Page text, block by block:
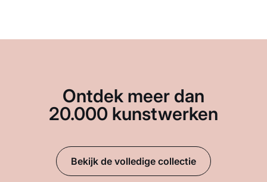
Ontdek meer dan
20.000 kunstwerken
Bekijk de volledige collectie